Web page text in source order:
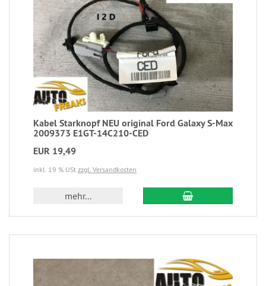
Kabel Starknopf NEU original Ford Galaxy S-Max
2009373 E1GT-14C210-CED
EUR 19,49
inkl. 19 % USt zzgl. Versandkosten
mehr...